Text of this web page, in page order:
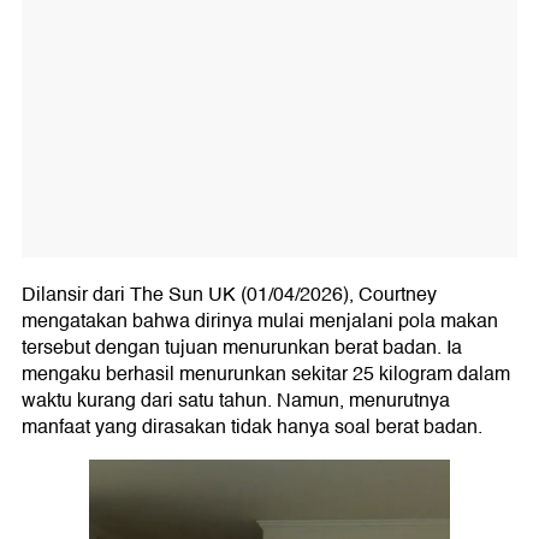
Dilansir dari The Sun UK (01/04/2026), Courtney
mengatakan bahwa dirinya mulai menjalani pola makan
tersebut dengan tujuan menurunkan berat badan. Ia
mengaku berhasil menurunkan sekitar 25 kilogram dalam
waktu kurang dari satu tahun. Namun, menurutnya
manfaat yang dirasakan tidak hanya soal berat badan.